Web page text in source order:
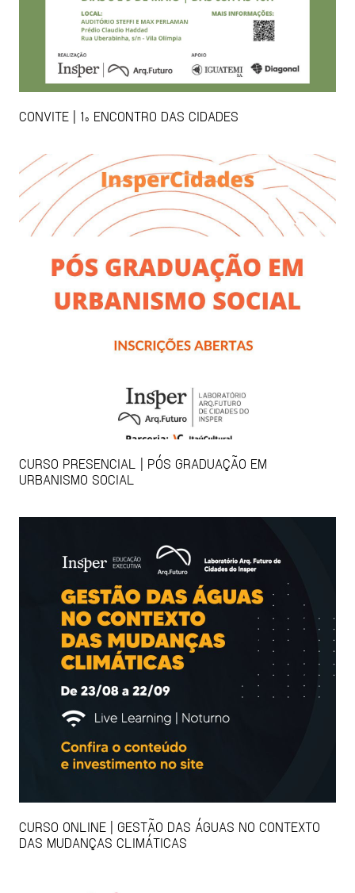
CONVITE | 1º ENCONTRO DAS CIDADES
CURSO PRESENCIAL | PÓS GRADUAÇÃO EM
URBANISMO SOCIAL
CURSO ONLINE | GESTÃO DAS ÁGUAS NO CONTEXTO
DAS MUDANÇAS CLIMÁTICAS